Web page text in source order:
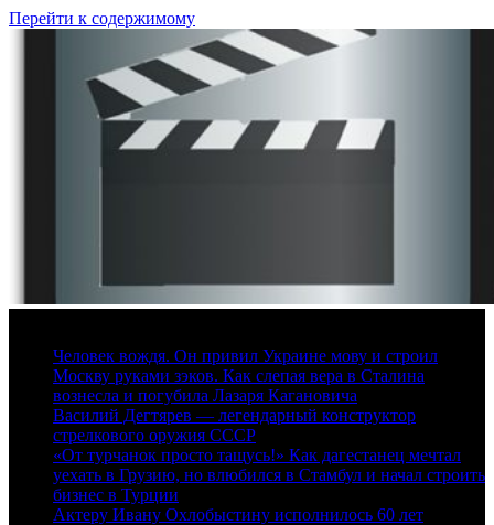
Перейти к содержимому
Человек вождя. Он привил Украине мову и строил
Москву руками зэков. Как слепая вера в Сталина
вознесла и погубила Лазаря Кагановича
Василий Дегтярев — легендарный конструктор
стрелкового оружия СССР
«От турчанок просто тащусь!» Как дагестанец мечтал
уехать в Грузию, но влюбился в Стамбул и начал строить
бизнес в Турции
Актеру Ивану Охлобыстину исполнилось 60 лет